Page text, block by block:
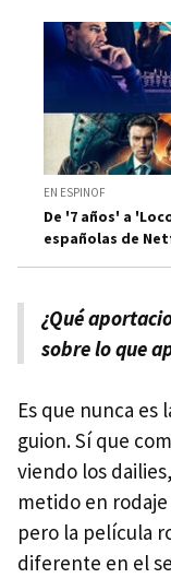
EN ESPINOF
De '7 años' a
españolas de
¿Qué
sobre lo que
Es que nunca es
guion. Sí que
viendo los
metido en
pero la película
diferente en el